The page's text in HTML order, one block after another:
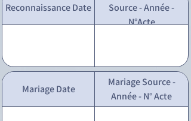
Reconnaissance Date
Source - Année -
N°Acte
Mariage Date
Mariage Source -
Année - N° Acte